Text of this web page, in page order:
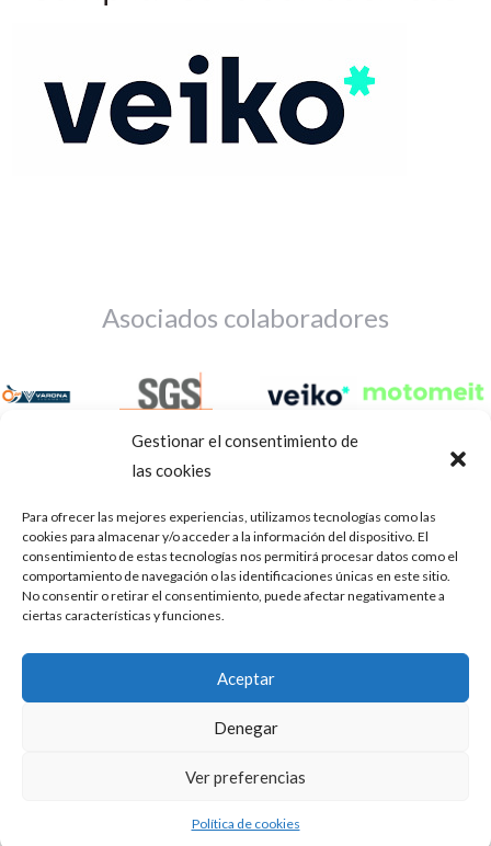
Gestionar el consentimiento de
las cookies
Para ofrecer las mejores experiencias, utilizamos tecnologías como las
cookies para almacenar y/o acceder a la información del dispositivo. El
consentimiento de estas tecnologías nos permitirá procesar datos como el
comportamiento de navegación o las identificaciones únicas en este sitio.
No consentir o retirar el consentimiento, puede afectar negativamente a
ciertas características y funciones.
Aceptar
Denegar
Ver preferencias
Política de cookies
Asociados colaboradores
Aviso Legal Política de privacidad Portal de transparencia
ASOCIACIÓN DE TALLERES DE REPARACIÓN DE
AUTOMÓVILES • CIF: G14023832
Mediación, Arbitraje y Conciliación, de la Consejería de Empleo
Puedes aprender más sobre qué cookies utilizamos o